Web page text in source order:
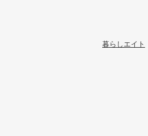
暮らしエイト